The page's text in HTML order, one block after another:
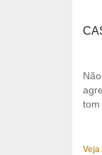
tom